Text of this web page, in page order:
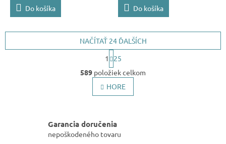
Do košíka Do košíka
O
v
l
á
c
i
NAČÍTAŤ 24 ĎALŠÍCH
S
t
r
á
n
k
a
n
i
1
25
589 položiek celkom
HORE
Garancia doručenia
nepoškodeného tovaru